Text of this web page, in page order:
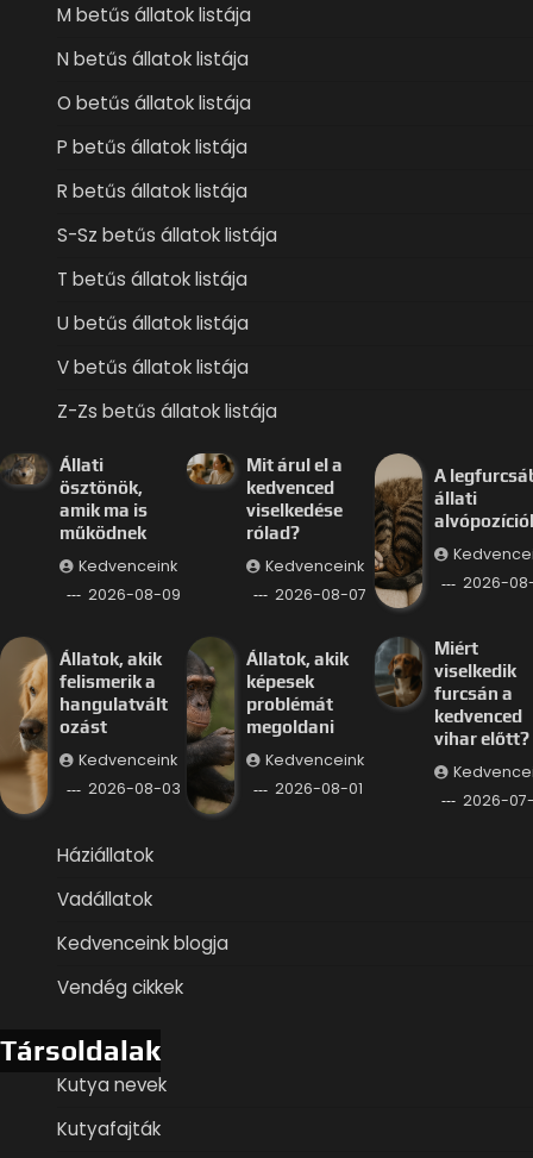
M betűs állatok listája
N betűs állatok listája
O betűs állatok listája
P betűs állatok listája
R betűs állatok listája
S-Sz betűs állatok listája
T betűs állatok listája
U betűs állatok listája
V betűs állatok listája
Z-Zs betűs állatok listája
Állati
ösztönök,
amik ma is
működnek
Kedvenceink
2026-08-09
Mit árul el a
kedvenced
viselkedése
rólad?
Kedvenceink
2026-08-07
A
állati
2026-
Állatok, akik
felismerik a
hangulatvált
ozást
Kedvenceink
2026-08-03
Állatok, akik
képesek
problémát
megoldani
Kedvenceink
2026-08-01
Miért
viselkedik
furcsán a
kedvenced
vihar előtt?
2026-
Háziállatok
Vadállatok
Kedvenceink blogja
Vendég cikkek
Társoldalak
Kutya nevek
Kutyafajták